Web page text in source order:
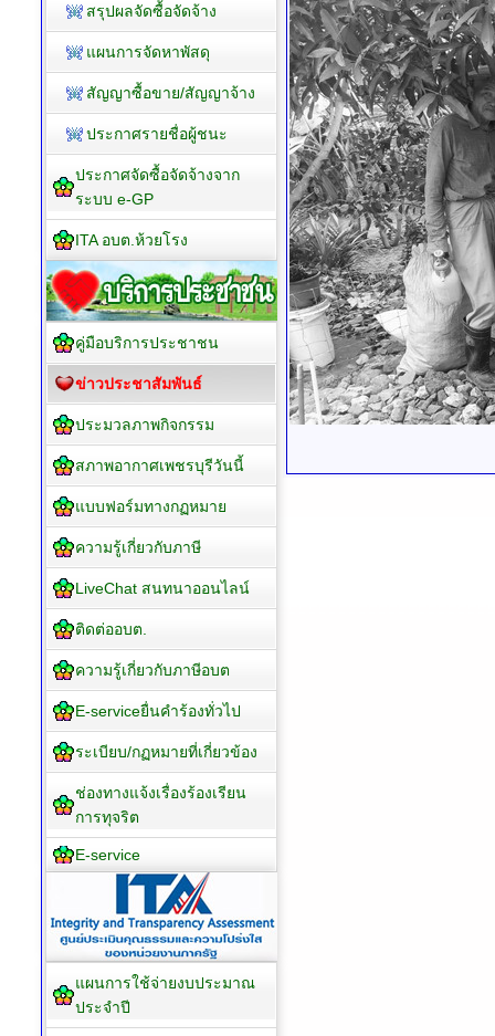
การติดตามประเมินผล
รายงานการประชุมสภา
รายงานฐานะทางการเงิน
ระบบจัดซื้อจัดจ้าง
ประกาศจัดซื้อจัดจ้าง
ประกาศราคากลาง
สรุปผลจัดซื้อจัดจ้าง
แผนการจัดหาพัสดุ
สัญญาซื้อขาย/สัญญาจ้าง
ประกาศรายชื่อผู้ชนะ
ประกาศจัดซื้อจัดจ้างจาก
ระบบ e-GP
ITA อบต.ห้วยโรง
คู่มือบริการประชาชน
ข่าวประชาสัมพันธ์
ประมวลภาพกิจกรรม
สภาพอากาศเพชรบุรีวันนี้
แบบฟอร์มทางกฏหมาย
ความรู้เกี่ยวกับภาษี
LiveChat สนทนาออนไลน์
ติดต่ออบต.
ความรู้เกี่ยวกับภาษีอบต
E-serviceยื่นคำร้องทั่วไป